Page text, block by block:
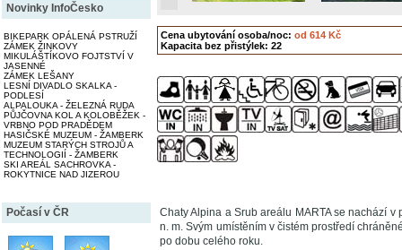
Novinky InfoČesko
BIKEPARK OPÁLENÁ PSTRUŽÍ
ZÁMEK ŽINKOVY
MIKULÁŠTÍKOVO FOJTSTVÍ V
JASENNÉ
ZÁMEK LEŠANY
LESNÍ DIVADLO SKALKA -
PODLESÍ
ALPALOUKA - ŽELEZNÁ RUDA
PŮJČOVNA KOL A KOLOBĚŽEK -
VRBNO POD PRADĚDEM
HASIČSKÉ MUZEUM - ŽAMBERK
MUZEUM STARÝCH STROJŮ A
TECHNOLOGIÍ - ŽAMBERK
SKI AREÁL SACHROVKA -
ROKYTNICE NAD JIZEROU
Počasí v ČR
Cena ubytování osoba/noc: od 614 Kč
Kapacita bez přistýlek: 22
Chaty Alpina a Srub areálu MARTA se nachází
n. m. Svým umístěním v čistém prostředí
po dobu celého roku.